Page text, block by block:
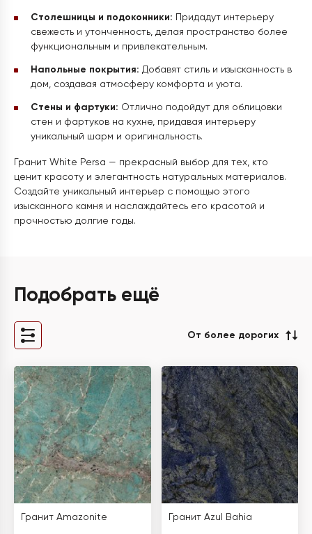
Столешницы и подоконники: Придадут интерьеру
свежесть и утонченность, делая пространство более
функциональным и привлекательным.
Напольные покрытия: Добавят стиль и изысканность в
дом, создавая атмосферу комфорта и уюта.
Стены и фартуки: Отлично подойдут для облицовки
стен и фартуков на кухне, придавая интерьеру
уникальный шарм и оригинальность.
Гранит White Persa — прекрасный выбор для тех, кто
ценит красоту и элегантность натуральных материалов.
Создайте уникальный интерьер с помощью этого
изысканного камня и наслаждайтесь его красотой и
прочностью долгие годы.
Подобрать ещё
От более дорогих
Гранит Amazonite Гранит Azul Bahia